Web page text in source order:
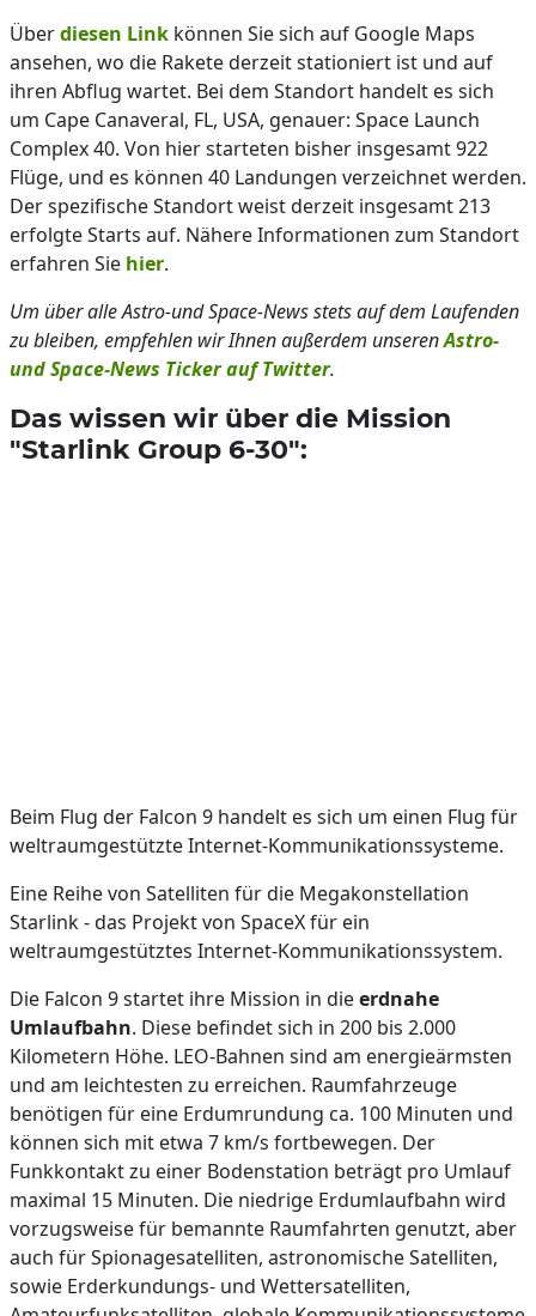
Überdiesen Link können Sie sich auf Google Maps
ansehen, wo die Rakete derzeit stationiert ist und auf
ihren Abflug wartet. Bei dem Standort handelt es sich
um Cape Canaveral, FL, USA, genauer: Space Launch
Complex 40. Von hier starteten bisher insgesamt 922
Flüge, und es können 40 Landungen verzeichnet werden.
Der spezifische Standort weist derzeit insgesamt 213
erfolgte Starts auf. Nähere Informationen zum Standort
erfahren Sie hier.
Um über alle Astro-und Space-News stets auf dem Laufenden
zu bleiben, empfehlen wir Ihnen außerdem unserenAstro-
und Space-News Ticker auf Twitter.
Das wissen wir über die Mission
"Starlink Group 6-30":
Beim Flug der Falcon 9 handelt es sich um einen Flug für
weltraumgestützte Internet-Kommunikationssysteme.
Eine Reihe von Satelliten für die Megakonstellation
Starlink - das Projekt von SpaceX für ein
weltraumgestütztes Internet-Kommunikationssystem.
Die Falcon 9 startet ihre Mission in dieerdnahe
Umlaufbahn. Diese befindet sich in 200 bis 2.000
Kilometern Höhe. LEO-Bahnen sind am energieärmsten
und am leichtesten zu erreichen. Raumfahrzeuge
benötigen für eine Erdumrundung ca. 100 Minuten und
können sich mit etwa 7 km/s fortbewegen. Der
Funkkontakt zu einer Bodenstation beträgt pro Umlauf
maximal 15 Minuten. Die niedrige Erdumlaufbahn wird
vorzugsweise für bemannte Raumfahrten genutzt, aber
auch für Spionagesatelliten, astronomische Satelliten,
sowie Erderkundungs- und Wettersatelliten,